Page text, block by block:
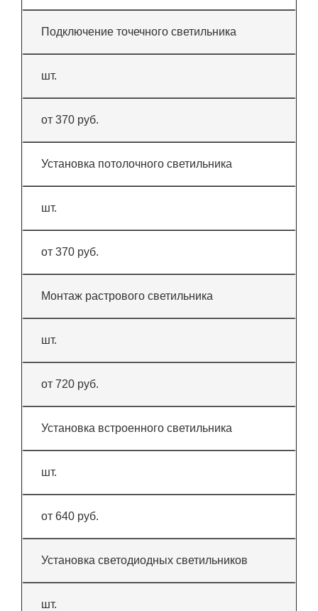
Подключение точечного светильника
шт.
от 370 руб.
Установка потолочного светильника
шт.
от 370 руб.
Монтаж растрового светильника
шт.
от 720 руб.
Установка встроенного светильника
шт.
от 640 руб.
Установка светодиодных светильников
шт.